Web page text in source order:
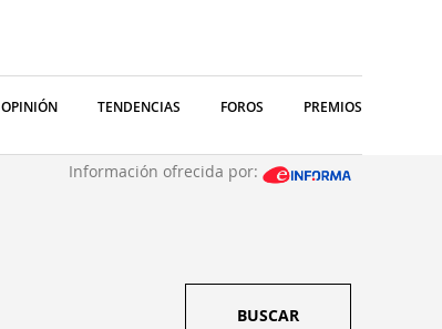
OPINIÓN TENDENCIAS FOROS PREMIOS
Información ofrecida por:
BUSCAR